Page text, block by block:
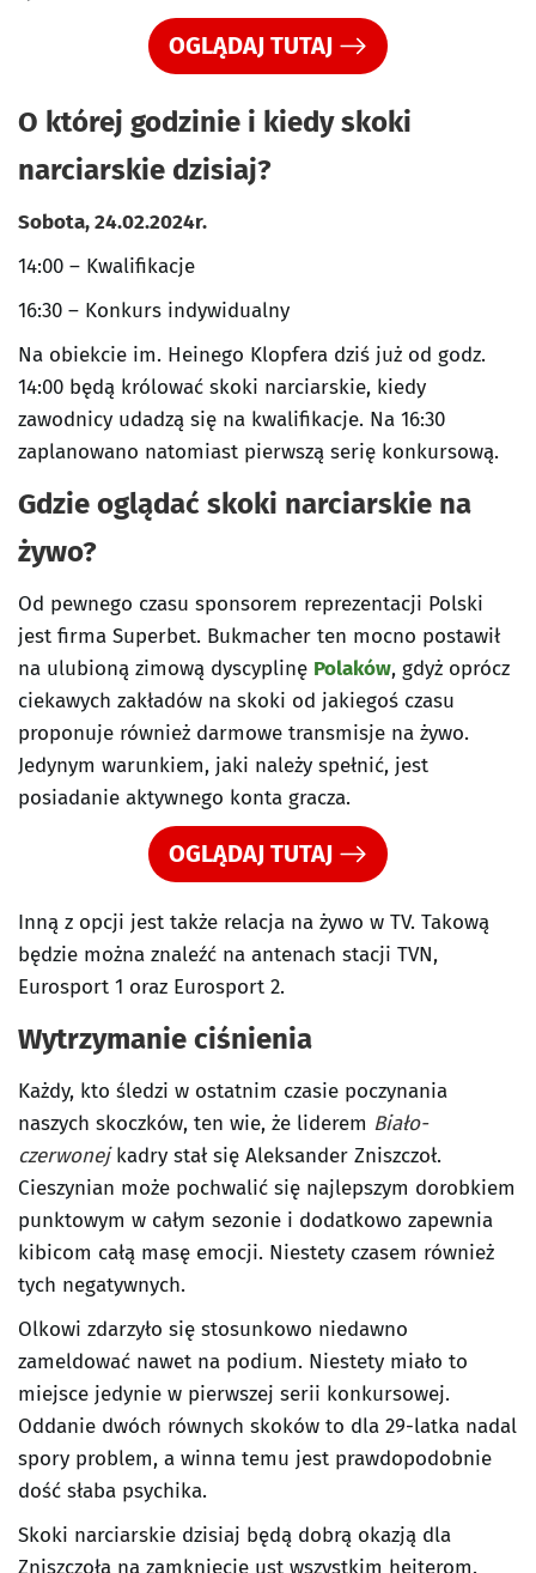
OGLĄDAJ TUTAJ
O której godzinie i kiedy skoki
narciarskie dzisiaj?
Sobota, 24.02.2024r.
14:00 – Kwalifikacje
16:30 – Konkurs indywidualny
Na obiekcie im. Heinego Klopfera dziś już od godz.
14:00 będą królować skoki narciarskie, kiedy
zawodnicy udadzą się na kwalifikacje. Na 16:30
zaplanowano natomiast pierwszą serię konkursową.
Gdzie oglądać skoki narciarskie na
żywo?
Od pewnego czasu sponsorem reprezentacji Polski
jest firma Superbet. Bukmacher ten mocno postawił
na ulubioną zimową dyscyplinę Polaków, gdyż oprócz
ciekawych zakładów na skoki od jakiegoś czasu
proponuje również darmowe transmisje na żywo.
Jedynym warunkiem, jaki należy spełnić, jest
posiadanie aktywnego konta gracza.
OGLĄDAJ TUTAJ
Inną z opcji jest także relacja na żywo w TV. Takową
będzie można znaleźć na antenach stacji TVN,
Eurosport 1 oraz Eurosport 2.
Wytrzymanie ciśnienia
Każdy, kto śledzi w ostatnim czasie poczynania
naszych skoczków, ten wie, że liderem Biało-
czerwonejkadry stał się Aleksander Zniszczoł.
Cieszynian może pochwalić się najlepszym dorobkiem
punktowym w całym sezonie i dodatkowo zapewnia
kibicom całą masę emocji. Niestety czasem również
tych negatywnych.
Olkowi zdarzyło się stosunkowo niedawno
zameldować nawet na podium. Niestety miało to
miejsce jedynie w pierwszej serii konkursowej.
Oddanie dwóch równych skoków to dla 29-latka nadal
spory problem, a winna temu jest prawdopodobnie
dość słaba psychika.
Skoki narciarskie dzisiaj będą dobrą okazją dla
Zniszczoła na zamknięcie ust wszystkim hejterom.